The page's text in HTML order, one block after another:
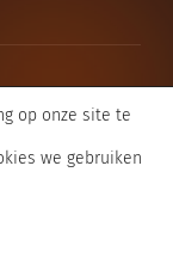
op onze site te
we gebruiken